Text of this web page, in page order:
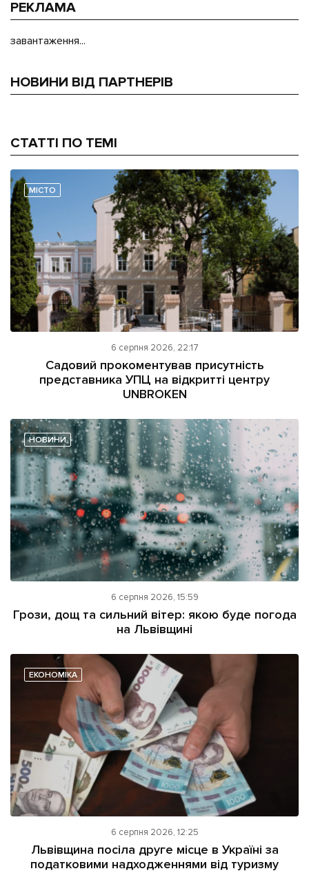
РЕКЛАМА
завантаження...
НОВИНИ ВІД ПАРТНЕРІВ
СТАТТІ ПО ТЕМІ
МІСТО
6 серпня 2026, 22:17
Садовий прокоментував присутність
представника УПЦ на відкритті центру
UNBROKEN
НОВИНИ
6 серпня 2026, 15:59
Грози, дощ та сильний вітер: якою буде погода
на Львівщині
ЕКОНОМІКА
6 серпня 2026, 12:25
Львівщина посіла друге місце в Україні за
податковими надходженнями від туризму